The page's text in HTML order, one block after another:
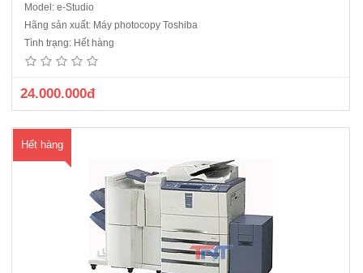
Model: e-Studio
Hãng sản xuất: Máy photocopy Toshiba
Tình trạng: Hết hàng
24.000.000đ
Hết hàng
Máy photocopy Toshiba e-Studio 755 cũ- Là máy photocopy Laser kỹ
thuật số,tốc độ sao chụp: 75 copy / phút- Chức năng chính:
Photocopy - Sao chụp liên tục: 999 tờ- Khổ giấy sao chụp: A6 – A3-
Thời gian khởi động máy: 130 giây- Độ phóng to thu nhỏ..